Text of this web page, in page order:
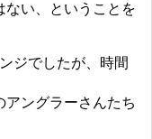
ない、ということを
ジでしたが、時間
アングラーさんたち